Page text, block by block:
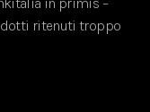
in primis –
ritenuti troppo